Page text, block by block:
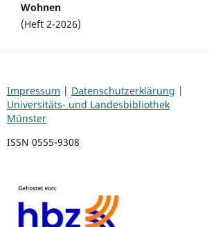
Wohnen
(Heft 2-2026)
Impressum | Datenschutzerklärung |
Universitäts- und Landesbibliothek
Münster
ISSN 0555-9308